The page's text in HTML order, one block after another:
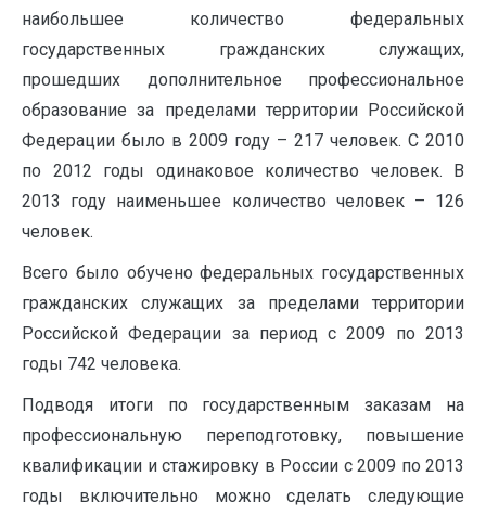
наибольшее количество федеральных
государственных гражданских служащих,
прошедших дополнительное профессиональное
образование за пределами территории Российской
Федерации было в 2009 году – 217 человек. С 2010
по 2012 годы одинаковое количество человек. В
2013 году наименьшее количество человек – 126
человек.
Всего было обучено федеральных государственных
гражданских служащих за пределами территории
Российской Федерации за период с 2009 по 2013
годы 742 человека.
Подводя итоги по государственным заказам на
профессиональную переподготовку, повышение
квалификации и стажировку в России с 2009 по 2013
годы включительно можно сделать следующие